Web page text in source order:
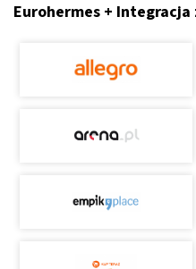
Eurohermes +